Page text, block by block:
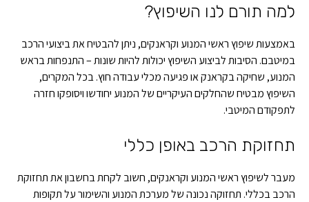
למה תורם לנו השיפוץ?
באמצעות שיפוץ ראשי המנוע וקראנקים, ניתן להבטיח את ביצועי הרכב
במיטבם. הסיבות לביצוע השיפוץ יכולות להיות שונות – התנפחות בראש
המנוע, שחיקה בקראנק או פגיעה מכלי עבודה חוץ. בכל המקרים,
השיפוץ מבטיח שהחלקים העיקריים של המנוע יחודשו ויסופקו חזרה
לתפקודם המיטבי.
תחזוקת הרכב באופן כללי
מעבר לשיפוץ ראשי המנוע וקראנקים, חשוב לקחת בחשבון את תחזוקת
הרכב בכללי. תחזוקה נכונה של מערכת המנוע והשימור על תקופות